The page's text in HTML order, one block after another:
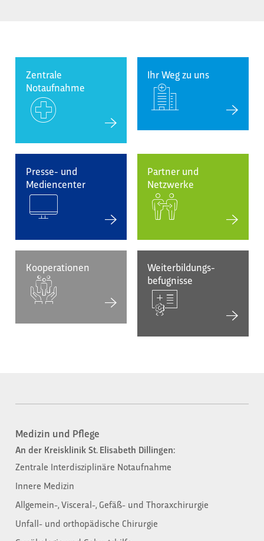
Zentrale
Notaufnahme
Ihr Weg zu uns
Presse- und
Mediencenter
Partner und
Netzwerke
Kooperationen
Weiterbildungs-
befugnisse
Medizin und Pflege
An der Kreisklinik St. Elisabeth Dillingen:
Zentrale Interdisziplinäre Notaufnahme
Innere Medizin
Allgemein-, Visceral-, Gefäß- und Thoraxchirurgie
Unfall- und orthopädische Chirurgie